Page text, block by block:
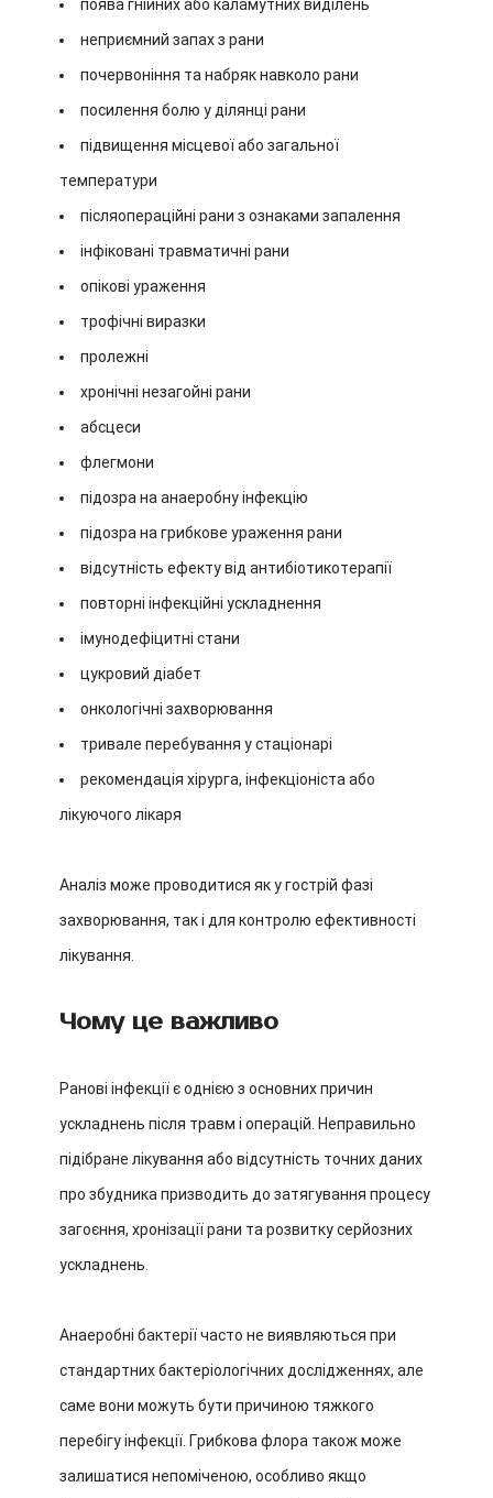
поява гнійних або каламутних виділень
неприємний запах з рани
почервоніння та набряк навколо рани
посилення болю у ділянці рани
підвищення місцевої або загальної
температури
післяопераційні рани з ознаками запалення
інфіковані травматичні рани
опікові ураження
трофічні виразки
пролежні
хронічні незагойні рани
абсцеси
флегмони
підозра на анаеробну інфекцію
підозра на грибкове ураження рани
відсутність ефекту від антибіотикотерапії
повторні інфекційні ускладнення
імунодефіцитні стани
цукровий діабет
онкологічні захворювання
тривале перебування у стаціонарі
рекомендація хірурга, інфекціоніста або
лікуючого лікаря
Аналіз може проводитися як у гострій фазі
захворювання, так і для контролю ефективності
лікування.
Чому це важливо
Ранові інфекції є однією з основних причин
ускладнень після травм і операцій. Неправильно
підібране лікування або відсутність точних даних
про збудника призводить до затягування процесу
загоєння, хронізації рани та розвитку серйозних
ускладнень.
Анаеробні бактерії часто не виявляються при
стандартних бактеріологічних дослідженнях, але
саме вони можуть бути причиною тяжкого
перебігу інфекції. Грибкова флора також може
залишатися непоміченою, особливо якщо